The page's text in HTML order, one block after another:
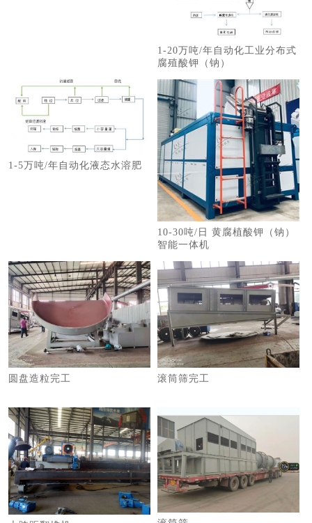
1-20万吨/年自动化工业分布式
腐殖酸钾（钠）
1-5万吨/年自动化液态水溶肥
10-30吨/日 黄腐植酸钾（钠）
智能一体机
圆盘造粒完工 滚筒筛完工